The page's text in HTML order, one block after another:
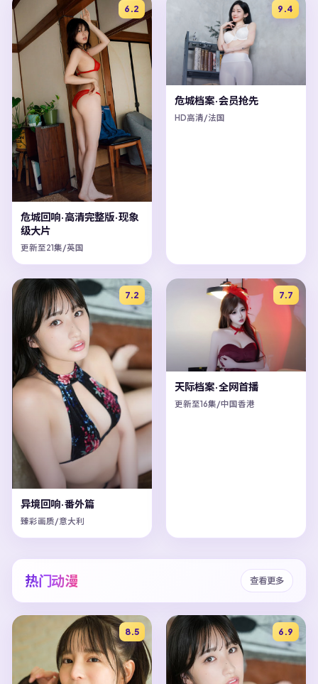
6.2
危城回响·高清完整版·现象
级大片
更新至21集/英国
9.4
危城档案·会员抢先
HD高清/法国
7.2
异境回响·番外篇
臻彩画质/意大利
7.7
天际档案·全网首播
更新至16集/中国香港
热门动漫 查看更多
8.5 6.9